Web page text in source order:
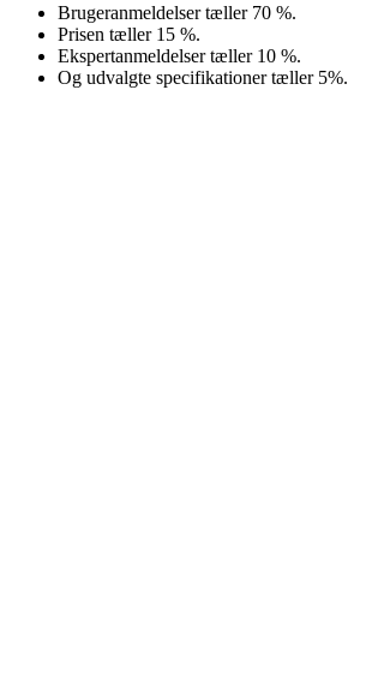
Brugeranmeldelser tæller 70 %.
Prisen tæller 15 %.
Ekspertanmeldelser tæller 10 %.
Og udvalgte specifikationer tæller 5%.